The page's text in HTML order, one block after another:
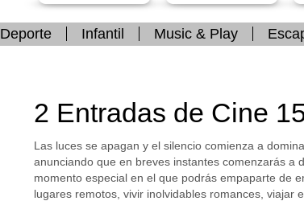
Deporte Infantil Music & Play
2 Entradas de Cine
Las luces se apagan y el silencio comienza a
anunciando que en breves instantes comenzarás a
momento especial en el que podrás empaparte de
lugares remotos, vivir inolvidables romances, viajar